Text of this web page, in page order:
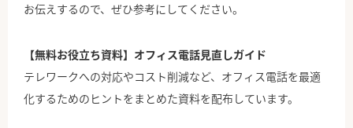
お伝えするので、ぜひ参考にしてください。
【無料お役立ち資料】オフィス電話見直しガイド
テレワークへの対応やコスト削減など、オフィス電話を最適
化するためのヒントをまとめた資料を配布しています。